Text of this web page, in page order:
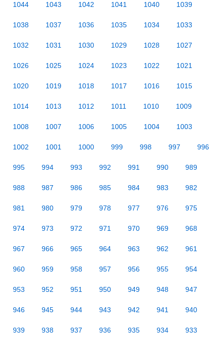
1044 1043 1042 1041 1040 1039
1038 1037 1036 1035 1034 1033
1032 1031 1030 1029 1028 1027
1026 1025 1024 1023 1022 1021
1020 1019 1018 1017 1016 1015
1014 1013 1012 1011 1010 1009
1008 1007 1006 1005 1004 1003
1002 1001 1000 999 998 997 996
995 994 993 992 991 990 989
988 987 986 985 984 983 982
981 980 979 978 977 976 975
974 973 972 971 970 969 968
967 966 965 964 963 962 961
960 959 958 957 956 955 954
953 952 951 950 949 948 947
946 945 944 943 942 941 940
939 938 937 936 935 934 933